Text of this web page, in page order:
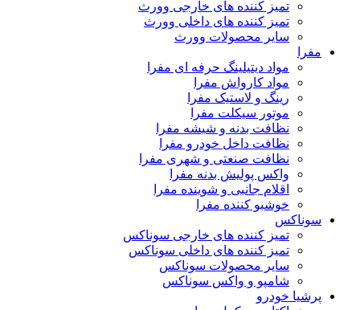
تمیز کننده های خارجی وورث
تمیز کننده های داخلی وورث
سایر محصولات وورث
مفرا
مواد دیتیلینگ حرفه ای مفرا
مواد کارواش مفرا
رینگ و لاستیک مفرا
موتور سیکلت مفرا
نظافت بدنه و شیشه مفرا
نظافت داخل خودرو مفرا
نظافت صنعتی و شهری مفرا
واکس پولیش بدنه مفرا
اقلام جانبی و شوینده مفرا
خوشبو کننده مفرا
سوناکس
تمیز کننده های خارجی سوناکس
تمیز کننده های داخلی سوناکس
سایر محصولات سوناکس
شامپو و واکس سوناکس
پرشیا خودرو